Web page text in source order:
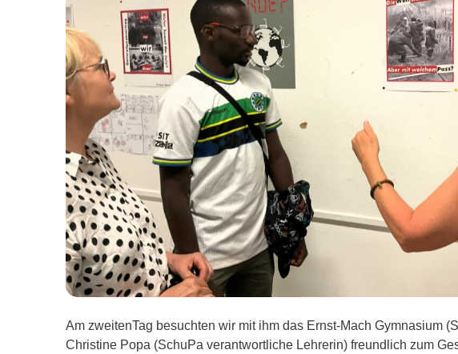
Am zweitenTag besuchten wir mit ihm das Ernst-Mach Gymnasium
Christine Popa (SchuPa verantwortliche Lehrerin) freundlich zum